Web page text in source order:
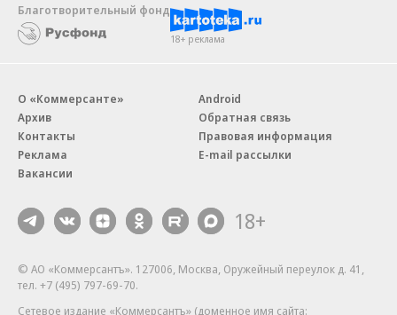
Благотворительный фонд
18+ реклама
О «Коммерсанте»
Архив
Контакты
Реклама
Вакансии
Android
Обратная связь
Правовая информация
E-mail рассылки
18+
© АО «Коммерсантъ». 127006, Москва, Оружейный переулок д. 41,
тел. +7 (495) 797-69-70.
Сетевое издание «Коммерсантъ» (доменное имя сайта: